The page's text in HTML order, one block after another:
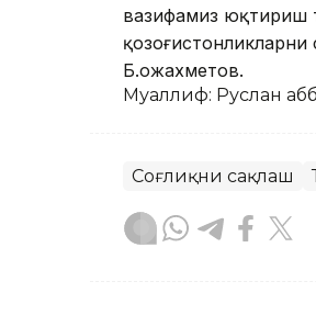
вазифамиз юқтириш
Б.Қожахметов.
Муаллиф: Руслан
Соғлиқни сақлаш